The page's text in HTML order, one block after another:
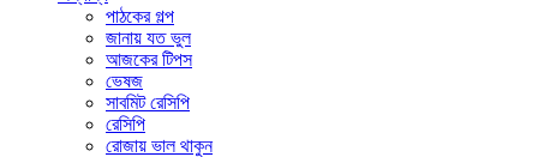
পাঠকের গল্প
জানায় যত ভুল
আজকের টিপস
ভেষজ
সাবমিট রেসিপি
রেসিপি
রোজায় ভাল থাকুন